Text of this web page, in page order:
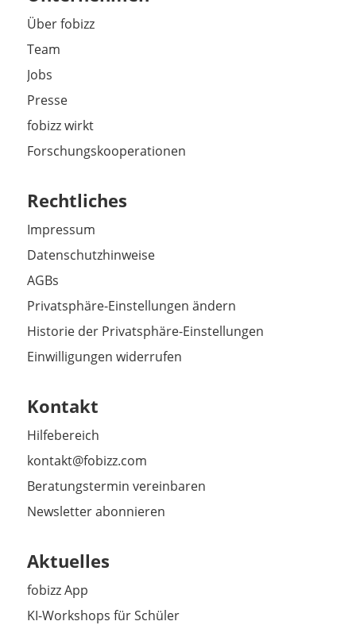
Über fobizz
Team
Jobs
Presse
fobizz wirkt
Forschungskooperationen
Rechtliches
Impressum
Datenschutzhinweise
AGBs
Privatsphäre-Einstellungen ändern
Historie der Privatsphäre-Einstellungen
Einwilligungen widerrufen
Kontakt
Hilfebereich
kontakt@fobizz.com
Beratungstermin vereinbaren
Newsletter abonnieren
Aktuelles
fobizz App
KI-Workshops für Schüler